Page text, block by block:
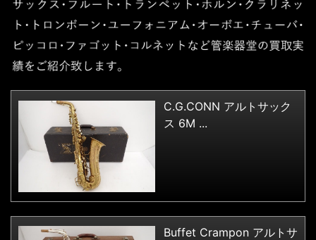
C.G.CONN アルトサック
ス 6M ...
Buffet Crampon アルトサ